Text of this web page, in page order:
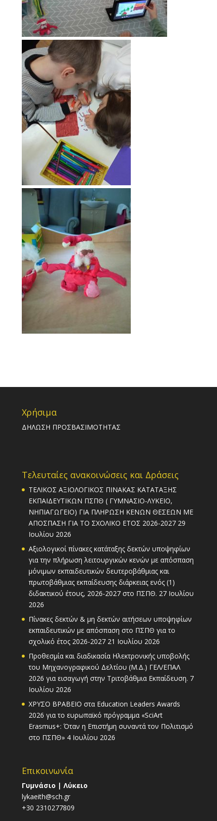
Χρήσιμα
ΔΗΛΩΣΗ ΠΡΟΣΒΑΣΙΜΟΤΗΤΑΣ
Τελευταίες ανακοινώσεις και Δράσεις
ΤΕΛΙΚΟΣ ΑΞΙΟΛΟΓΙΚΟΣ ΠΙΝΑΚΑΣ ΚΑΤΑΤΑΞΗΣ
ΕΚΠΑΙΔΕΥΤΙΚΩΝ ΠΣΠΘ ( ΓΥΜΝΑΣΙΟ-ΛΥΚΕΙΟ,
ΝΗΠΙΑΓΩΓΕΙΟ) ΓΙΑ ΠΛΗΡΩΣΗ ΚΕΝΩΝ ΘΕΣΕΩΝ ΜΕ
ΑΠΟΣΠΑΣΗ ΓΙΑ ΤΟ ΣΧΟΛΙΚΟ ΕΤΟΣ 2026-2027 29
Ιουλίου 2026
Αξιολογικοί πίνακες κατάταξης δεκτών υποψηφίων
για την πλήρωση λειτουργικών κενών με απόσπαση
μόνιμων εκπαιδευτικών δευτεροβάθμιας και
πρωτοβάθμιας εκπαίδευσης διάρκειας ενός (1)
διδακτικού έτους, 2026-2027 στο ΠΣΠΘ. 27 Ιουλίου
2026
Πίνακες δεκτών & μη δεκτών αιτήσεων υποψηφίων
εκπαιδευτικών με απόσπαση στο ΠΣΠΘ για το
σχολικό έτος 2026-2027 21 Ιουλίου 2026
Προθεσμία και διαδικασία Ηλεκτρονικής υποβολής
του Μηχανογραφικού Δελτίου (Μ.Δ.) ΓΕΛ/ΕΠΑΛ
2026 για εισαγωγή στην Τριτοβάθμια Εκπαίδευση. 7
Ιουλίου 2026
ΧΡΥΣΟ ΒΡΑΒΕΙΟ στα Education Leaders Awards
2026 για το ευρωπαϊκό πρόγραμμα «SciArt
Erasmus+: Όταν η Επιστήμη συναντά τον Πολιτισμό
στο ΠΣΠΘ» 4 Ιουλίου 2026
Επικοινωνία
Γυμνάσιο | Λύκειο
lykaeith@sch.gr
+30 2310277809